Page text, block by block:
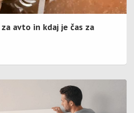
avto in kdaj je čas za